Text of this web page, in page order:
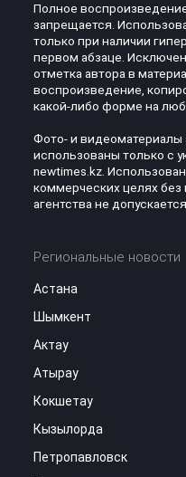
Полное
запрещается.
только при наличии
первом абзаце.
отметка автора в
воспроизведение,
какой-либо форме на
Фото- и видеоматериалы
использованы только с
newtimes.kz.
коммерческих целях
агентства не допускается.
Региональные новости
Астана
Шымкент
Актау
Атырау
Кокшетау
Кызылорда
Петропавловск